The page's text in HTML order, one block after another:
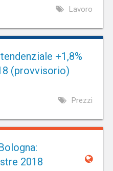
Lavoro
+1,8%
(provvisorio)
Prezzi
2018